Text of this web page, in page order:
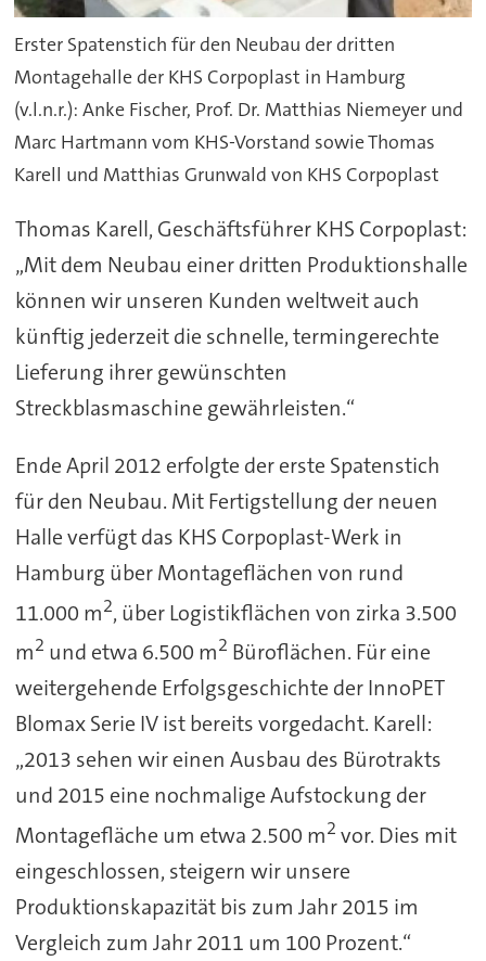
Erster Spatenstich für den Neubau der dritten
Montagehalle der KHS Corpoplast in Hamburg
(v.l.n.r.): Anke Fischer, Prof. Dr. Matthias Niemeyer und
Marc Hartmann vom KHS-Vorstand sowie Thomas
Karell und Matthias Grunwald von KHS Corpoplast
Thomas Karell, Geschäftsführer KHS Corpoplast:
„Mit dem Neubau einer dritten Produktionshalle
können wir unseren Kunden weltweit auch
künftig jederzeit die schnelle, termingerechte
Lieferung ihrer gewünschten
Streckblasmaschine gewährleisten.“
Ende April 2012 erfolgte der erste Spatenstich
für den Neubau. Mit Fertigstellung der neuen
Halle verfügt das KHS Corpoplast-Werk in
Hamburg über Montageflächen von rund
11.000 m2, über Logistikflächen von zirka 3.500
m2 und etwa 6.500 m2 Büroflächen. Für eine
weitergehende Erfolgsgeschichte der InnoPET
Blomax Serie IV ist bereits vorgedacht. Karell:
„2013 sehen wir einen Ausbau des Bürotrakts
und 2015 eine nochmalige Aufstockung der
Montagefläche um etwa 2.500 m2 vor. Dies mit
eingeschlossen, steigern wir unsere
Produktionskapazität bis zum Jahr 2015 im
Vergleich zum Jahr 2011 um 100 Prozent.“